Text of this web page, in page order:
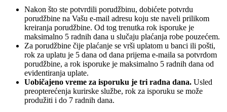
Nakon što ste potvrdili porudžbinu, dobićete potvrdu
porudžbine na Vašu e-mail adresu koju ste naveli prilikom
kreiranja porudžbine. Od tog trenutka rok isporuke je
maksimalno 5 radnih dana u slučaju plaćanja robe pouzećem.
Za porudžbine čije plaćanje se vrši uplatom u banci ili pošti,
rok za uplatu je 5 dana od dana prijema e-maila sa potvrdom
porudžbine, a rok isporuke je maksimalno 5 radnih dana od
evidentiranja uplate.
Uobičajeno vreme za isporuku je tri radna dana. Usled
preopterećenja kurirske službe, rok za isporuku se može
produžiti i do 7 radnih dana.